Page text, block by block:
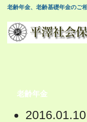
老齢年金、老齢基礎年金のご
老齢年金